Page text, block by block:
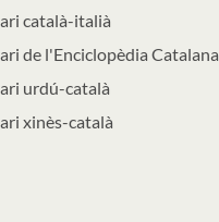
català-italià
de l'Enciclopèdia Catalana
urdú-català
xinès-català